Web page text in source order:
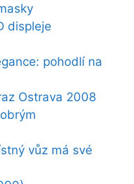
displeje
pohodlí na
Ostrava 2008
vůz má své